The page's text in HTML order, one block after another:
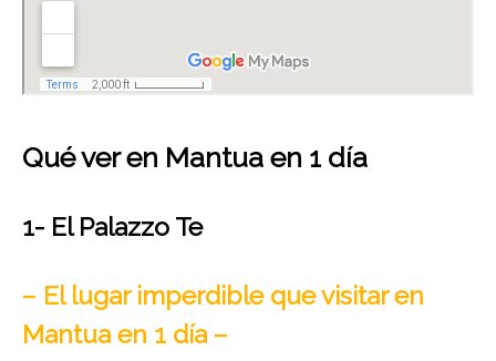
Qué ver en Mantua en 1 día
1- El Palazzo Te
– El lugar imperdible que visitar en
Mantua en 1 día –